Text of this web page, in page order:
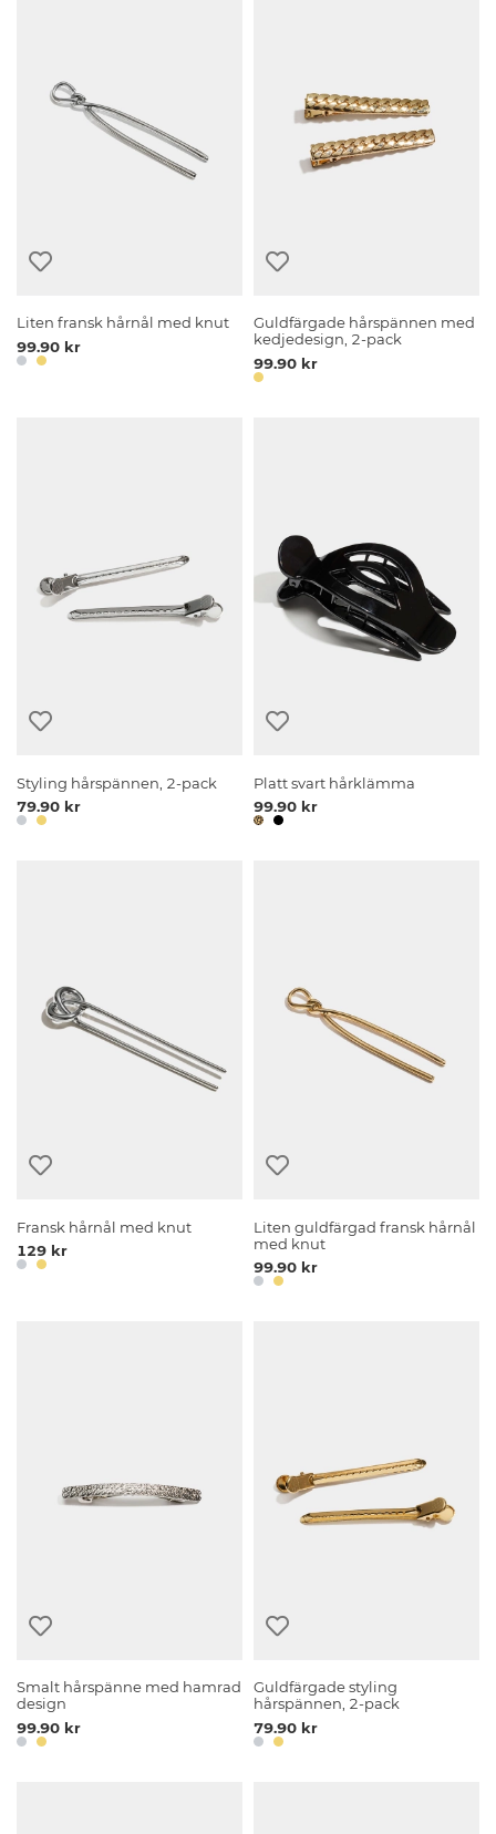
Liten fransk hårnål med knut
99.90 kr
Guldfärgade hårspännen med
kedjedesign, 2-pack
99.90 kr
Styling hårspännen, 2-pack
79.90 kr
Platt svart hårklämma
99.90 kr
Fransk hårnål med knut
129 kr
Liten guldfärgad fransk hårnål
med knut
99.90 kr
Smalt hårspänne med hamrad
design
99.90 kr
Guldfärgade styling
hårspännen, 2-pack
79.90 kr